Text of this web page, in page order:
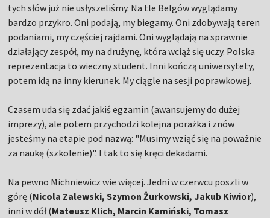
tych słów już nie usłyszeliśmy. Na tle Belgów wyglądamy
bardzo przykro. Oni podają, my biegamy. Oni zdobywają teren
podaniami, my częściej rajdami. Oni wyglądają na sprawnie
działający zespół, my na drużynę, która wciąż się uczy. Polska
reprezentacja to wieczny student. Inni kończą uniwersytety,
potem idą na inny kierunek. My ciągle na sesji poprawkowej.
Czasem uda się zdać jakiś egzamin (awansujemy do dużej
imprezy), ale potem przychodzi kolejna porażka i znów
jesteśmy na etapie pod nazwą: "Musimy wziąć się na poważnie
za naukę (szkolenie)". I tak to się kręci dekadami.
Na pewno Michniewicz wie więcej. Jedni w czerwcu poszli w
górę (Nicola Zalewski, Szymon Żurkowski, Jakub Kiwior),
inni w dół (Mateusz Klich, Marcin Kamiński, Tomasz